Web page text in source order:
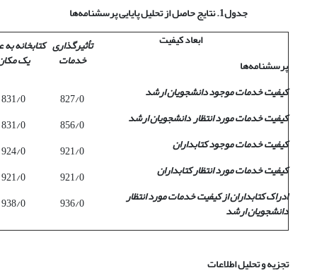
جدول1. نتایج حاصل از تحلیل پایایی پرسشنامه‌ها
ابعاد کیفیت
پرسشنامه‌ها
تأثیرگذاری
خدمات
کتابخانه
یک
کیفیت خدمات موجود دانشجویان ارشد
کیفیت خدمات مورد انتظار دانشجویان ارشد
کیفیت خدمات موجود کتابداران
کیفیت خدمات مورد انتظار کتابداران
ادراک کتابداران از کیفیت خدمات مورد انتظار
دانشجویان ارشد
827/0
856/0
921/0
921/0
936/0
831/0
831/0
924/0
921/0
938/0
تجزیه و تحلیل اطلاعات